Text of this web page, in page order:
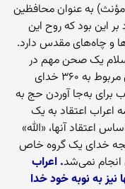
به عنوان محافظین
این بود که روح این
و چاه‌های مقدس دارد.
یک صحن مهم در
عربستان در شهر مکه بود که شامل بت‌های مربوط به ۳۶۰ خدای
به‌جا آوردن حج به
اعراب اعتقاد به یک
اعتقاد آنها، «الله»
خدای یک گروه خاص
نمی‌شد. اعراب
نیز به نوبه خود خدا